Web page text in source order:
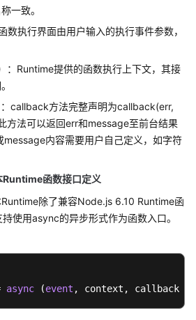
一致。
数执行界面由用户输入的执行事件参数，
：Runtime提供的函数执行上下文，其接
callback方法完整声明为callback(err,
方法可以返回err和message至前台结果
message内容需要用户自己定义，如字符
函数接口定义
除了兼容Node.js 6.10 Runtime函
使用async的异步形式作为函数入口。
async (event , context, callback[